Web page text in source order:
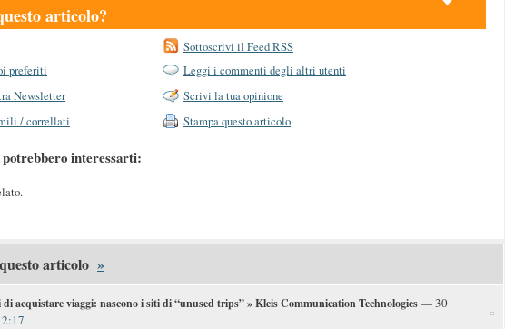
articolo?
Sottoscrivi il Feed RSS
preferiti
Leggi i commenti degli altri utenti
Newsletter
Scrivi la tua opinione
/ correllati
Stampa questo articolo
interessarti:
articolo »
acquistare viaggi: nascono i siti di “unused trips” » Kleis Communication Technologies— 30